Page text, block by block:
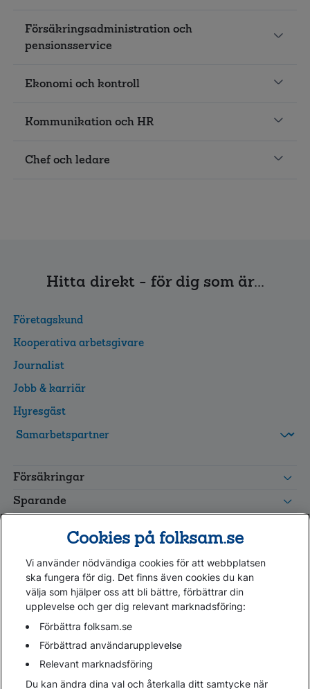
Försäkringsadministration och
pensionsservice
Ekonomi och kontroll
Kommunikation och HR
Chef och ledare
Hitta direkt - för dig som är...
Företagskund
Kooperativa arbetsgivare
Journalist
Jobb & karriär
Hyresgäst
grupp
Leverantörswebb
Försäkringar
Sparande
Kundservice
Hjälp
Webbkarta
Cookies
Hantera cookies
Personuppgifter GDPR
Cookies på folksam.se
Vi använder nödvändiga cookies för att webbplatsen
ska fungera för dig. Det finns även cookies du kan
välja som hjälper oss att bli bättre, förbättrar din
upplevelse och ger dig relevant marknadsföring:
Förbättra folksam.se
Förbättrad användarupplevelse
Relevant marknadsföring
Du kan ändra dina val och återkalla ditt samtycke när